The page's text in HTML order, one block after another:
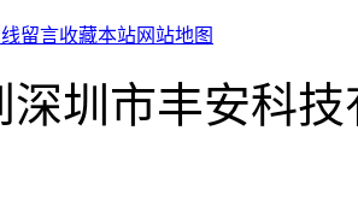
留言收藏本站网站地图
深圳市丰安科